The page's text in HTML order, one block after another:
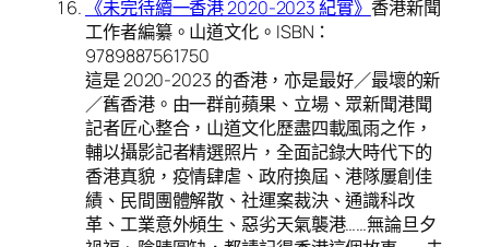
《未完待續一香港 2020-2023 紀實》 香港新聞
工作者編纂。山道文化。ISBN：
9789887561750
這是 2020-2023 的香港，亦是最好／最壞的新
／舊香港。由一群前蘋果、立場、眾新聞港聞
記者匠心整合，山道文化歷盡四載風雨之作，
輔以攝影記者精選照片，全面記錄大時代下的
香港真貌，疫情肆虐、政府換屆、港隊屢創佳
績、民間團體解散、社運案裁決、通識科改
革、工業意外頻生、惡劣天氣襲港……無論旦夕